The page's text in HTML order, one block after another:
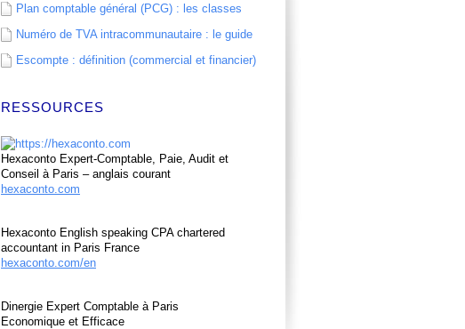
Plan comptable général (PCG) : les classes
Numéro de TVA intracommunautaire : le guide
Escompte : définition (commercial et financier)
RESSOURCES
Hexaconto Expert-Comptable, Paie, Audit et
Conseil à Paris – anglais courant
hexaconto.com
Hexaconto English speaking CPA chartered
accountant in Paris France
hexaconto.com/en
Dinergie Expert Comptable à Paris
Economique et Efficace